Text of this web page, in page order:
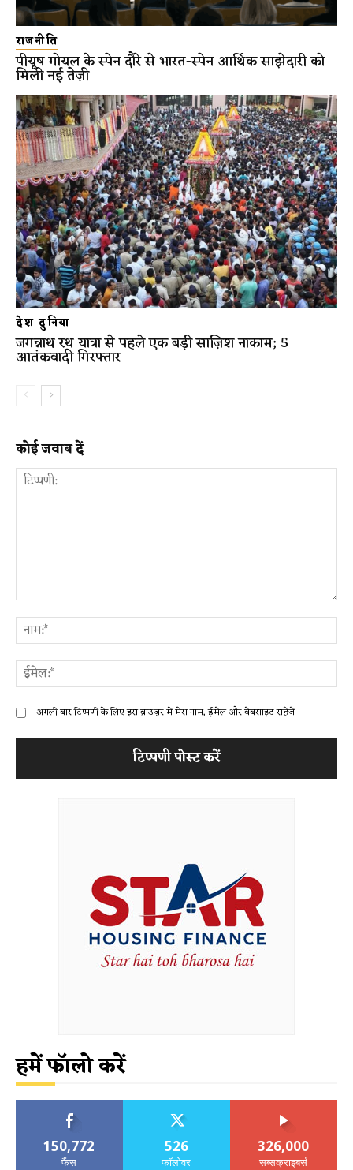
राजनीति
पीयूष गोयल के स्पेन दौरे से भारत-स्पेन आर्थिक साझेदारी को
मिली नई तेज़ी
देश दुनिया
जगन्नाथ रथ यात्रा से पहले एक बड़ी साज़िश नाकाम; 5
आतंकवादी गिरफ्तार
कोई जवाब दें
अगली बार टिप्पणी के लिए इस ब्राउज़र में मेरा नाम, ईमेल और वेबसाइट सहेजें
हमें फॉलो करें
150,772
फैंस
526
फॉलोवर
326,000
सब्सक्राइबर्स